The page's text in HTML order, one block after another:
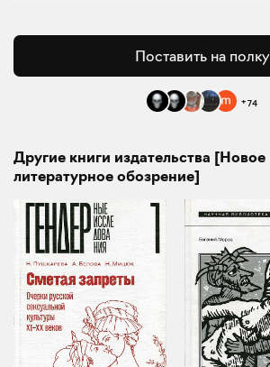
Поставить на полку
+74
Другие книги издательства [Новое
литературное обозрение]